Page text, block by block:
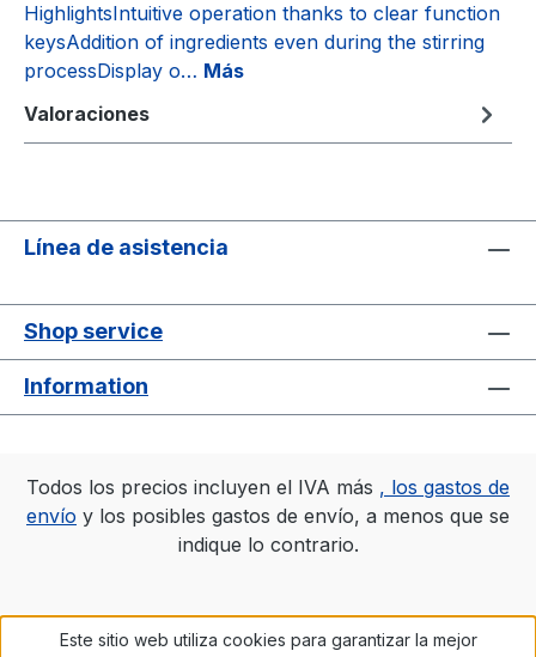
HighlightsIntuitive operation thanks to clear function
keysAddition of ingredients even during the stirring
processDisplay o… Más
Valoraciones
Línea de asistencia
Shop service
Information
Todos los precios incluyen el IVA más , los gastos de
envío y los posibles gastos de envío, a menos que se
indique lo contrario.
Este sitio web utiliza cookies para garantizar la mejor